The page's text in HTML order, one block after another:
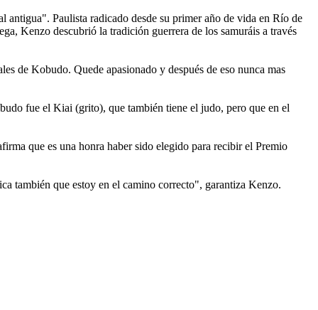
Paulista radicado desde su primer año de vida en Río de
Kenzo descubrió la tradición guerrera de los samuráis a través
de Kobudo. Quede apasionado y después de eso nunca mas
fue el Kiai (grito), que también tiene el judo, pero que en el
que es una honra haber sido elegido para recibir el Premio
también que estoy en el camino correcto", garantiza Kenzo.